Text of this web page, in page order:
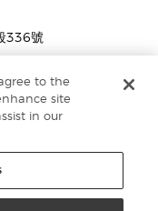
336號
外)
to the
site
in our